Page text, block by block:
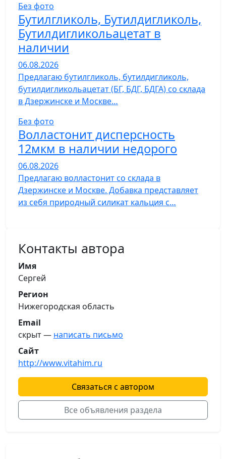
Без фото
Бутилгликоль, Бутилдигликоль,
Бутилдигликольацетат в
наличии
06.08.2026
Предлагаю бутилгликоль, бутилдигликоль,
бутилдигликольацетат (БГ, БДГ, БДГА) со склада
в Дзержинске и Москве…
Без фото
Волластонит дисперсность
12мкм в наличии недорого
06.08.2026
Предлагаю волластонит со склада в
Дзержинске и Москве. Добавка представляет
из себя природный силикат кальция с…
Контакты автора
Имя
Сергей
Регион
Нижегородская область
Email
скрыт — написать письмо
Сайт
http://www.vitahim.ru
Связаться с автором
Все объявления раздела